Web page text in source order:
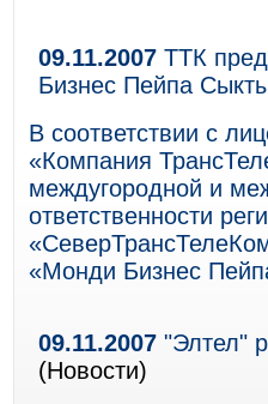
09.11.2007 ТТК
Бизнес Пейпа
В соответствии с
«Компания
междугородной и
ответственности
«Монди Бизнес
09.11.2007 "Элтел"
(Новости)